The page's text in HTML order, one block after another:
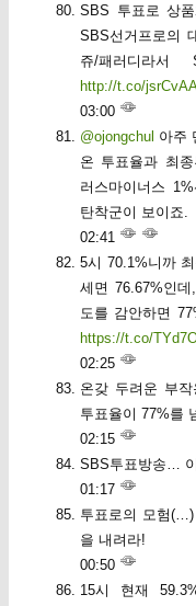
SBS 투표로 상
SBS선거프로의
쥬/패러디라
http://t.co/
03:00
@ojongchul 아주
온 투표율과 최
러스마이너스
탄착군이 보이죠.
02:41
5시 70.1%니까
세면 76.67%인
도를 감안하면
https://t.co/
02:25
온갖 두려운 부작
투표율이 77%를
02:15
SBS투표방송…
01:17
투표로의 모험
을 내려라!
00:50
15시 현재